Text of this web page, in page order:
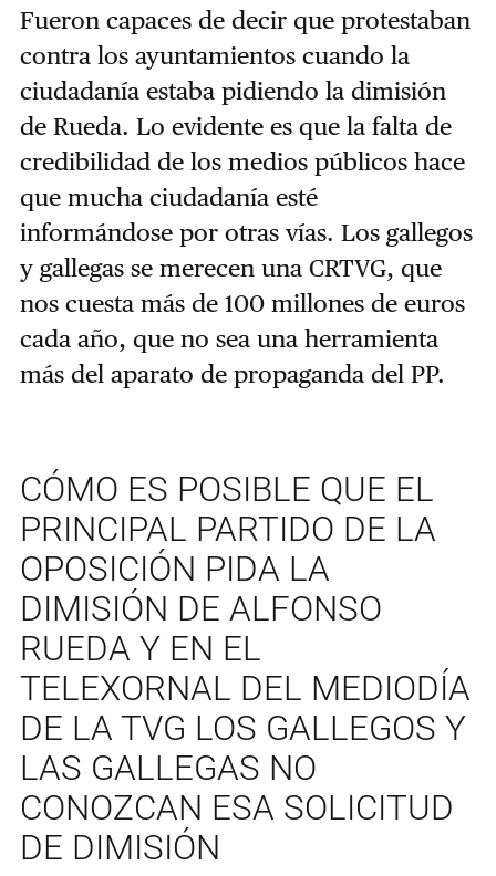
Fueron capaces de decir que protestaban
contra los ayuntamientos cuando la
ciudadanía estaba pidiendo la dimisión
de Rueda. Lo evidente es que la falta de
credibilidad de los medios públicos hace
que mucha ciudadanía esté
informándose por otras vías. Los gallegos
y gallegas se merecen una CRTVG, que
nos cuesta más de 100 millones de euros
cada año, que no sea una herramienta
más del aparato de propaganda del PP.
CÓMO ES POSIBLE QUE EL
PRINCIPAL PARTIDO DE LA
OPOSICIÓN PIDA LA
DIMISIÓN DE ALFONSO
RUEDA Y EN EL
TELEXORNAL DEL MEDIODÍA
DE LA TVG LOS GALLEGOS Y
LAS GALLEGAS NO
CONOZCAN ESA SOLICITUD
DE DIMISIÓN